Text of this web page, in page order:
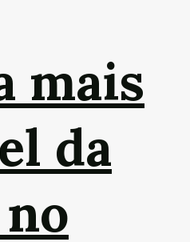
mais
da